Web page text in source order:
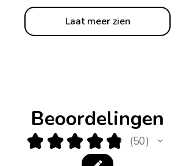
Laat meer zien
Beoordelingen
★ ★ ★ ★ ★ 50
50